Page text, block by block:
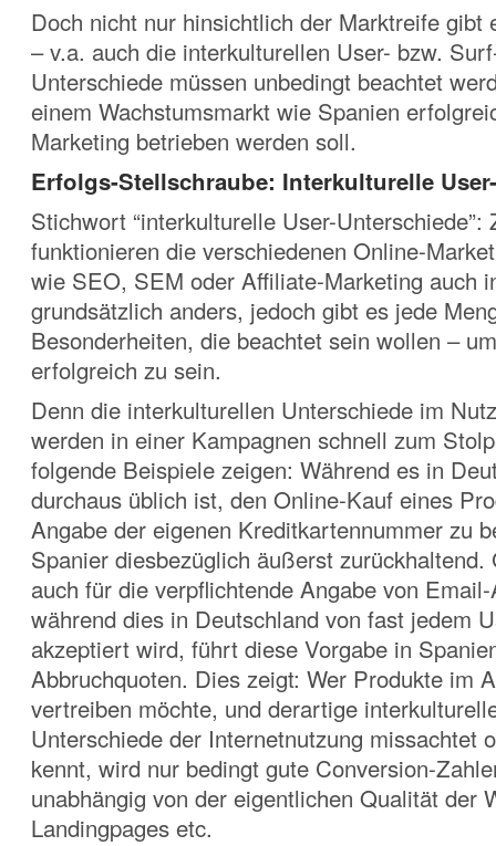
Doch nicht nur hinsichtlich der Marktreife gibt
– v.a. auch die interkulturellen User- bzw.
Unterschiede müssen unbedingt beachtet
einem Wachstumsmarkt wie Spanien
Marketing betrieben werden soll.
Erfolgs-Stellschraube: Interkulturelle
Stichwort “interkulturelle User-Unterschiede”:
funktionieren die verschiedenen Online-
wie SEO, SEM oder Affiliate-Marketing auch
grundsätzlich anders, jedoch gibt es jede
Besonderheiten, die beachtet sein wollen –
erfolgreich zu sein.
Denn die interkulturellen Unterschiede im
werden in einer Kampagnen schnell zum
folgende Beispiele zeigen: Während es in
durchaus üblich ist, den Online-Kauf eines
Angabe der eigenen Kreditkartennummer zu
Spanier diesbezüglich äußerst zurückhaltend.
auch für die verpflichtende Angabe von
während dies in Deutschland von fast jedem
akzeptiert wird, führt diese Vorgabe in
Abbruchquoten. Dies zeigt: Wer Produkte im
vertreiben möchte, und derartige
Unterschiede der Internetnutzung missachtet
kennt, wird nur bedingt gute Conversion-
unabhängig von der eigentlichen Qualität der
Landingpages etc.